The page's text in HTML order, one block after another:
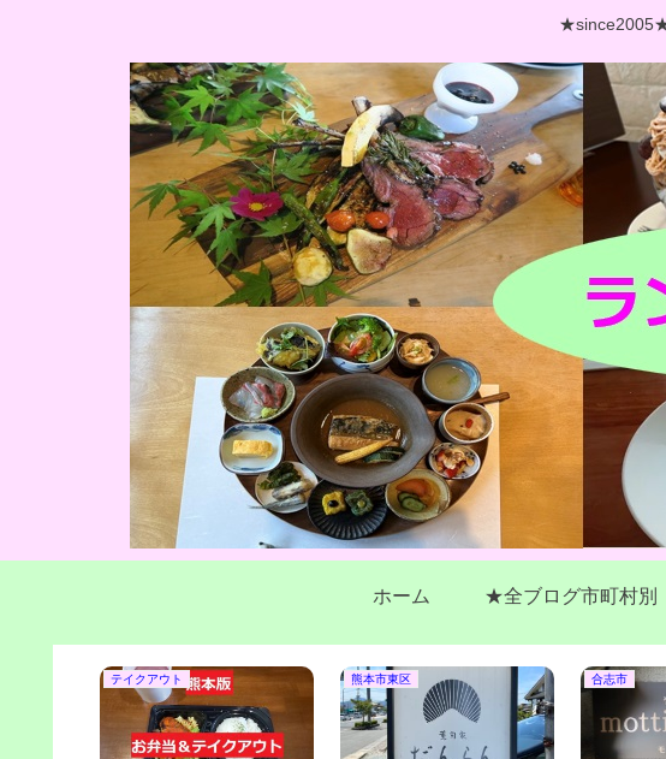
★since2005★
ホーム ★全ブログ市町村別
テイクアウト 熊本市東区 合志市